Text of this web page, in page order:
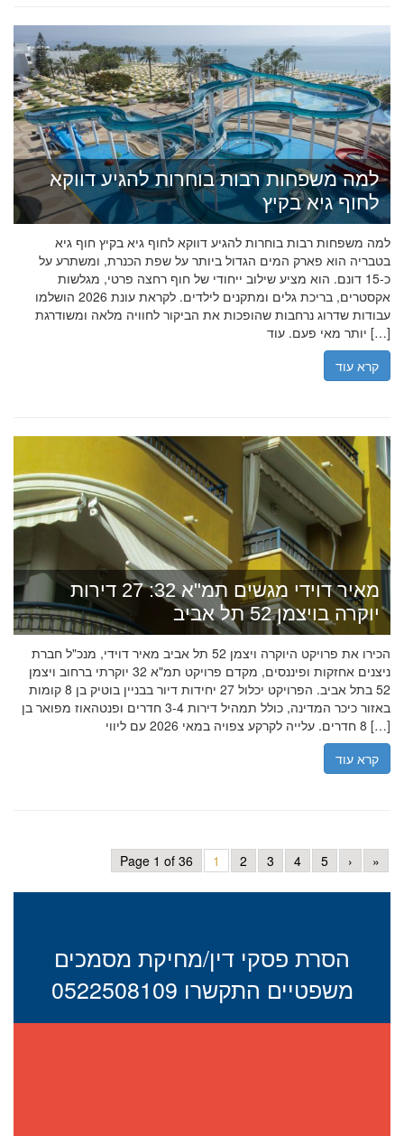
למה משפחות רבות בוחרות להגיע דווקא
לחוף גיא בקיץ
למה משפחות רבות בוחרות להגיע דווקא לחוף גיא בקיץ חוף גיא
בטבריה הוא פארק המים הגדול ביותר על שפת הכנרת, ומשתרע על
כ-15 דונם. הוא מציע שילוב ייחודי של חוף רחצה פרטי, מגלשות
אקסטרים, בריכת גלים ומתקנים לילדים. לקראת עונת 2026 הושלמו
עבודות שדרוג נרחבות שהופכות את הביקור לחוויה מלאה ומשודרגת
יותר מאי פעם. עוד […]
קרא עוד
מאיר דוידי מגשים תמ"א 32: 27 דירות
יוקרה בויצמן 52 תל אביב
הכירו את פרויקט היוקרה ויצמן 52 תל אביב מאיר דוידי, מנכ"ל חברת
ניצנים אחזקות ופיננסים, מקדם פרויקט תמ"א 32 יוקרתי ברחוב ויצמן
52 בתל אביב. הפרויקט יכלול 27 יחידות דיור בבניין בוטיק בן 8 קומות
באזור כיכר המדינה, כולל תמהיל דירות 3-4 חדרים ופנטהאוז מפואר בן
8 חדרים. עלייה לקרקע צפויה במאי 2026 עם ליווי […]
קרא עוד
Page 1 of 36 1 2 3 4 5 › »
הסרת פסקי דין/מחיקת מסמכים
משפטיים התקשרו 0522508109